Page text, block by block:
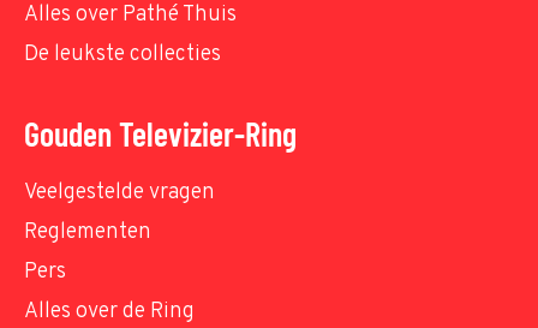
Alles over Pathé Thuis
De leukste collecties
Gouden Televizier-Ring
Veelgestelde vragen
Reglementen
Pers
Alles over de Ring